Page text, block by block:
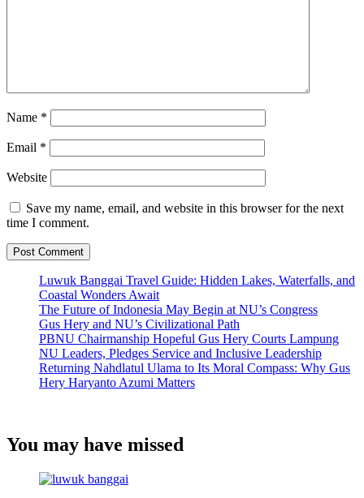
Name *
Email *
Website
Save my name, email, and website in this browser for the next
time I comment.
Luwuk Banggai Travel Guide: Hidden Lakes, Waterfalls, and
Coastal Wonders Await
The Future of Indonesia May Begin at NU’s Congress
Gus Hery and NU’s Civilizational Path
PBNU Chairmanship Hopeful Gus Hery Courts Lampung
NU Leaders, Pledges Service and Inclusive Leadership
Returning Nahdlatul Ulama to Its Moral Compass: Why Gus
Hery Haryanto Azumi Matters
You may have missed